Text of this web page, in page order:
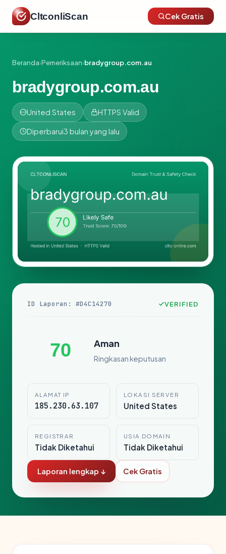
CltconliScan Cek Gratis
Beranda›Pemeriksaan›bradygroup.com.au
bradygroup.com.au
United States HTTPS Valid
Diperbarui3 bulan yang lalu
ID Laporan: #D4C14270 VERIFIED
70 Aman
Ringkasan keputusan
ALAMAT IP
185.230.63.107
LOKASI SERVER
United States
REGISTRAR
Tidak Diketahui
USIA DOMAIN
Tidak Diketahui
Laporan lengkap ↓ Cek Gratis